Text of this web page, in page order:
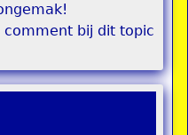
comment bij dit topic